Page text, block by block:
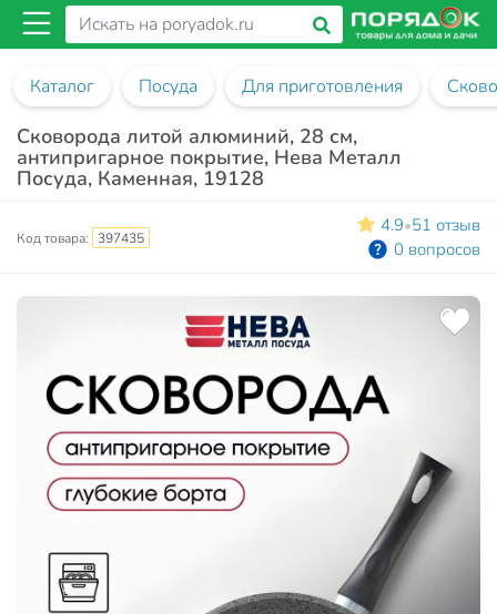
Каталог Посуда Для приготовления
Сковорода литой алюминий, 28 см,
антипригарное покрытие, Нева Металл
Посуда, Каменная, 19128
Код товара: 397435
4.9•51 отзыв
0 вопросов